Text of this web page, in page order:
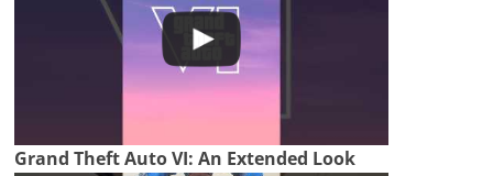
Grand Theft Auto VI: An Extended Look